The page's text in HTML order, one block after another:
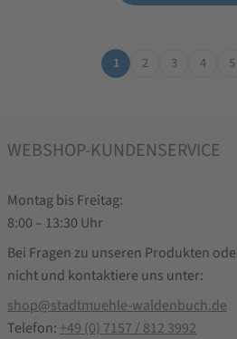
1 2 3 4 5
WEBSHOP-KUNDENSERVICE
Montag bis Freitag:
8:00 – 13:30 Uhr
Bei Fragen zu unseren Produkten
nicht und kontaktiere uns unter:
shop@stadtmuehle-waldenbuch.de
Telefon: +49 (0) 7157 / 812 3992